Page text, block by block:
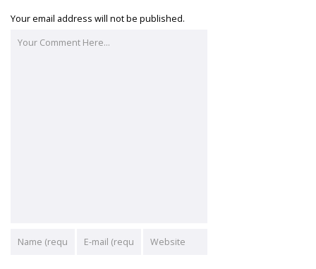
Your email address will not be published.